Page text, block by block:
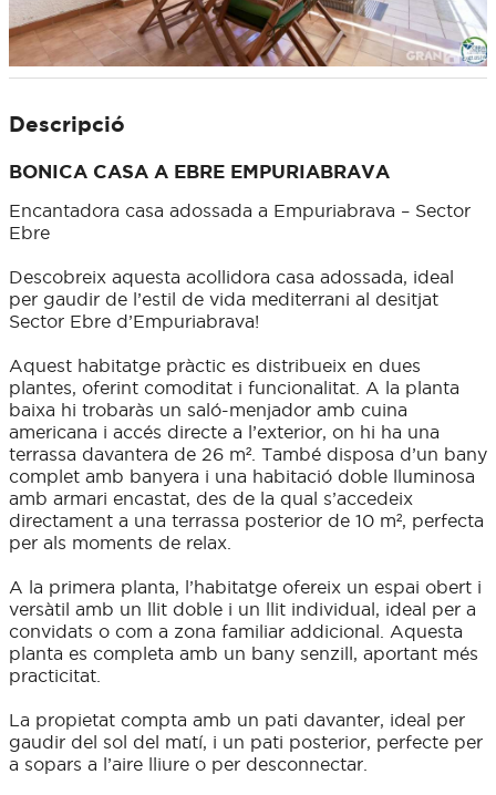
Descripció
BONICA CASA A EBRE EMPURIABRAVA
Encantadora casa adossada a Empuriabrava – Sector
Ebre
Descobreix aquesta acollidora casa adossada, ideal
per gaudir de l’estil de vida mediterrani al desitjat
Sector Ebre d’Empuriabrava!
Aquest habitatge pràctic es distribueix en dues
plantes, oferint comoditat i funcionalitat. A la planta
baixa hi trobaràs un saló-menjador amb cuina
americana i accés directe a l’exterior, on hi ha una
terrassa davantera de 26 m². També disposa d’un bany
complet amb banyera i una habitació doble lluminosa
amb armari encastat, des de la qual s’accedeix
directament a una terrassa posterior de 10 m², perfecta
per als moments de relax.
A la primera planta, l’habitatge ofereix un espai obert i
versàtil amb un llit doble i un llit individual, ideal per a
convidats o com a zona familiar addicional. Aquesta
planta es completa amb un bany senzill, aportant més
practicitat.
La propietat compta amb un pati davanter, ideal per
gaudir del sol del matí, i un pati posterior, perfecte per
a sopars a l’aire lliure o per desconnectar.